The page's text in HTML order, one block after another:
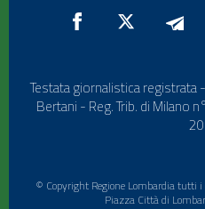
Testata giornalistica
Bertani - Reg. Trib. di Milano
© Copyright Regione Lombardia
Piazza Città di